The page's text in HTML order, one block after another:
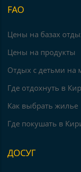
FAO
Цены на базах
Цены на продукты
Отдых с детьми на
Где отдохнуть в
Как выбрать жилье
Где покушать в
ДОСУГ